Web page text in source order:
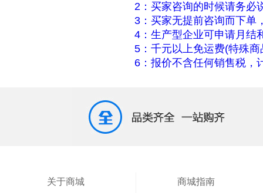
2：买家咨询的时候请务必
3：买家无提前咨询而下单
4：生产型企业可申请月结
5：千元以上免运费(特殊
6：报价不含任何销售税，
关于商城 商城指南